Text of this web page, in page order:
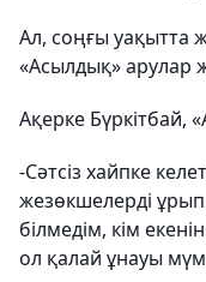
Ал, соңғы уақытта
«Асылдық» арулар
Ақерке Бүркітбай,
-Сәтсіз хайпке
жезөкшелерді
білмедім, кім
ол қалай ұнауы